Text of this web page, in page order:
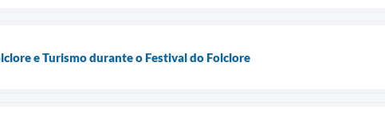
e Turismo durante o Festival do Folclore